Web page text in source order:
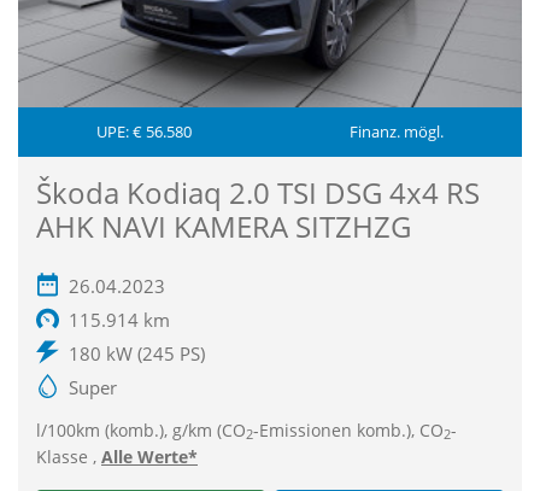
UPE: € 56.580 Finanz. mögl.
Škoda Kodiaq 2.0 TSI DSG 4x4 RS
AHK NAVI KAMERA SITZHZG
26.04.2023
115.914 km
180 kW (245 PS)
Super
l/100km (komb.), g/km (CO2-Emissionen komb.), CO2-
Klasse , Alle Werte*